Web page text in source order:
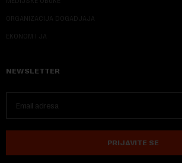
ORGANIZACIJA DOGADJAJA
EKONOM I JA
NEWSLETTER
PRIJAVITE SE